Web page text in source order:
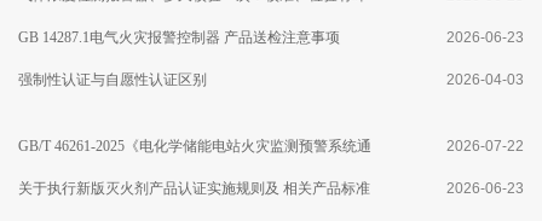
区别？
GB 14287.1电气火灾报警控制器 产品送检注意事项 2026-06-23
强制性认证与自愿性认证区别 2026-04-03
GB/T 46261-2025《电化学储能电站火灾监测预警系统通
用技术要求》标准分析
2026-07-22
关于执行新版灭火剂产品认证实施规则及 相关产品标准 2026-06-23